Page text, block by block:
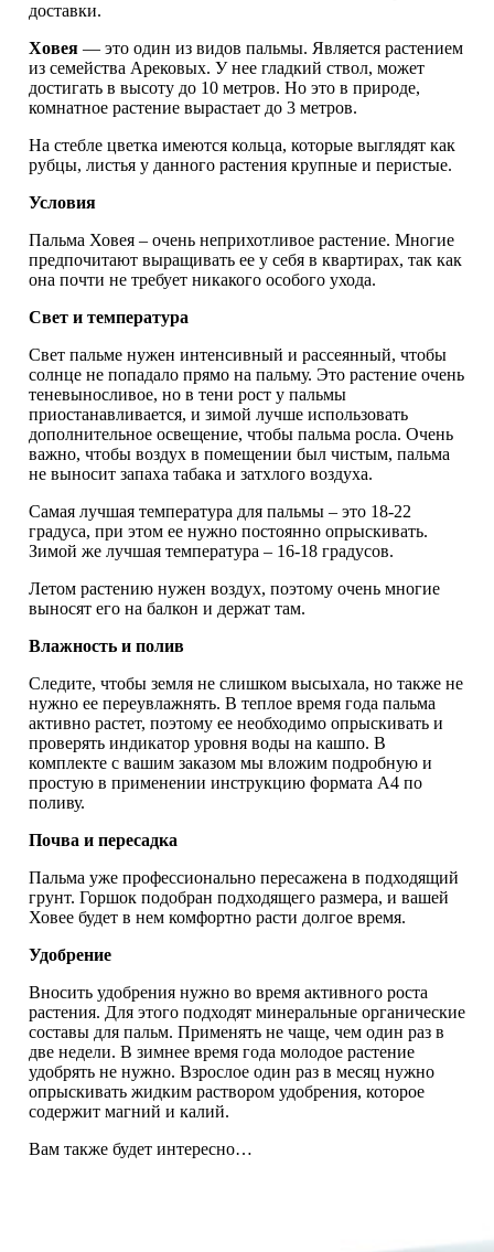
доставки.
Ховея— это один из видов пальмы. Является растением
из семейства Арековых. У нее гладкий ствол, может
достигать в высоту до 10 метров. Но это в природе,
комнатное растение вырастает до 3 метров.
На стебле цветка имеются кольца, которые выглядят как
рубцы, листья у данного растения крупные и перистые.
Условия
Пальма Ховея – очень неприхотливое растение. Многие
предпочитают выращивать ее у себя в квартирах, так как
она почти не требует никакого особого ухода.
Свет и температура
Свет пальме нужен интенсивный и рассеянный, чтобы
солнце не попадало прямо на пальму. Это растение очень
теневыносливое, но в тени рост у пальмы
приостанавливается, и зимой лучше использовать
дополнительное освещение, чтобы пальма росла. Очень
важно, чтобы воздух в помещении был чистым, пальма
не выносит запаха табака и затхлого воздуха.
Самая лучшая температура для пальмы – это 18-22
градуса, при этом ее нужно постоянно опрыскивать.
Зимой же лучшая температура – 16-18 градусов.
Летом растению нужен воздух, поэтому очень многие
выносят его на балкон и держат там.
Влажность и полив
Следите, чтобы земля не слишком высыхала, но также не
нужно ее переувлажнять. В теплое время года пальма
активно растет, поэтому ее необходимо опрыскивать и
проверять индикатор уровня воды на кашпо. В
комплекте с вашим заказом мы вложим подробную и
простую в применении инструкцию формата А4 по
поливу.
Почва и пересадка
Пальма уже профессионально пересажена в подходящий
грунт. Горшок подобран подходящего размера, и вашей
Ховее будет в нем комфортно расти долгое время.
Удобрение
Вносить удобрения нужно во время активного роста
растения. Для этого подходят минеральные органические
составы для пальм. Применять не чаще, чем один раз в
две недели. В зимнее время года молодое растение
удобрять не нужно. Взрослое один раз в месяц нужно
опрыскивать жидким раствором удобрения, которое
содержит магний и калий.
Вам также будет интересно…